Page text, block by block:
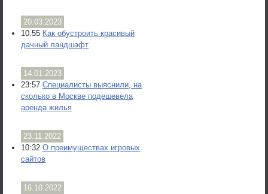
20.03.2023
10:55 Как обустроить красивый
дачный ландшафт
14.01.2023
23:57 Специалисты выяснили, на
сколько в Москве подешевела
аренда жилья
23.11.2022
10:32 О преимуществах игровых
сайтов
16.10.2022